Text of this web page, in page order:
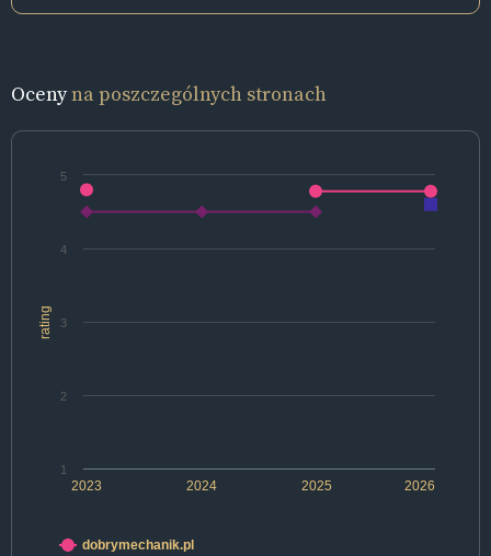
Ocenyna poszczególnych stronach
rating
2024 2026
2023 2025
1
2
3
4
5
dobrymechanik.pl